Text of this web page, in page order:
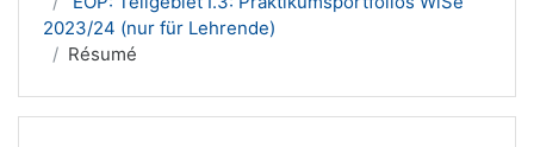
2023/24 (nur für Lehrende)
Résumé